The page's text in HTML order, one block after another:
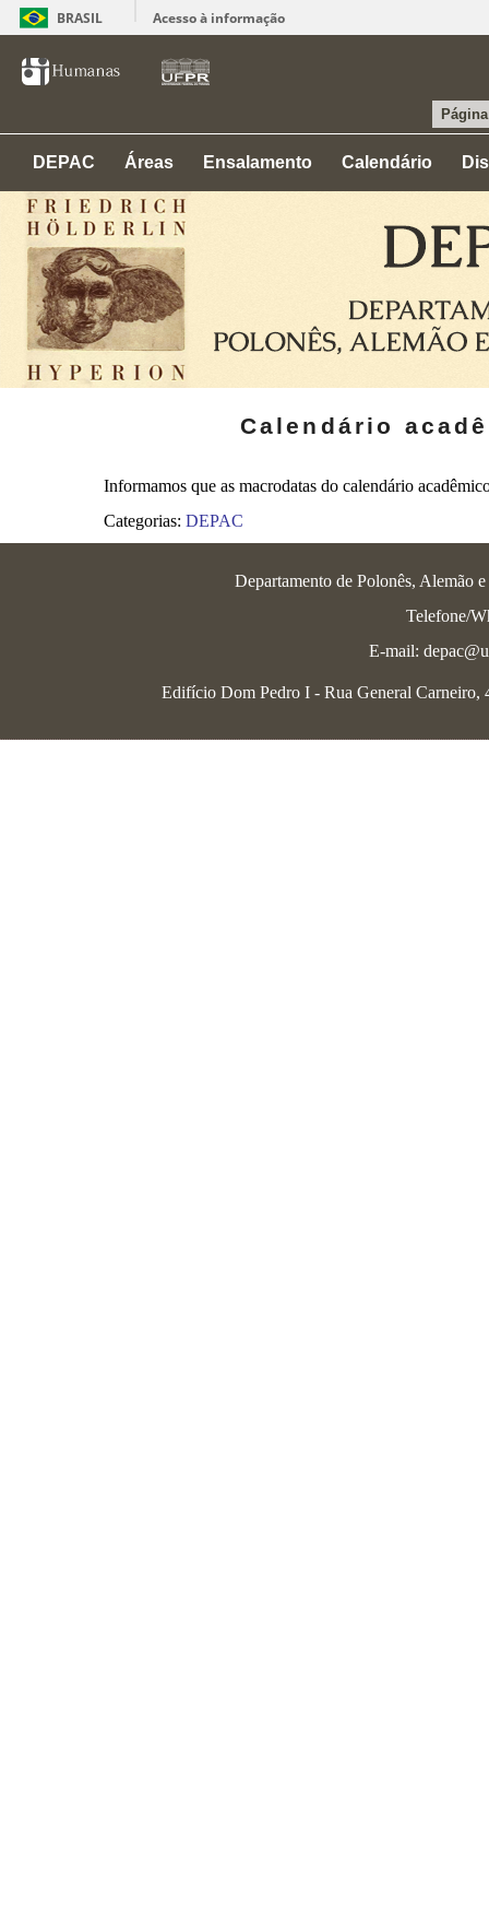
BRASIL Acesso à informação
DEPAC Áreas Ensalamento Calendário
Calendário
Informamos que as macrodatas do calendário
Categorias: DEPAC
Departamento de Polonês, Alemão
Telefone/
E-mail:
Edifício Dom Pedro I - Rua General Carneiro,